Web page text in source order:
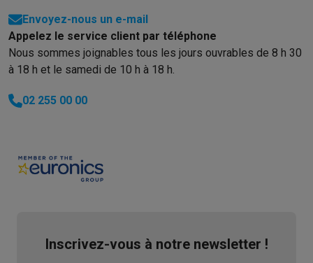
Envoyez-nous un e-mail
Appelez le service client par téléphone
Nous sommes joignables tous les jours ouvrables de 8 h 30
à 18 h et le samedi de 10 h à 18 h.
02 255 00 00
Inscrivez-vous à notre newsletter !